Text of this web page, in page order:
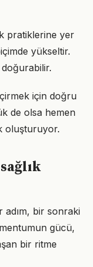
pratiklerine yer
yükseltir.
için doğru
de olsa hemen
oluşturuyor.
adım, bir sonraki
gücü,
bir ritme